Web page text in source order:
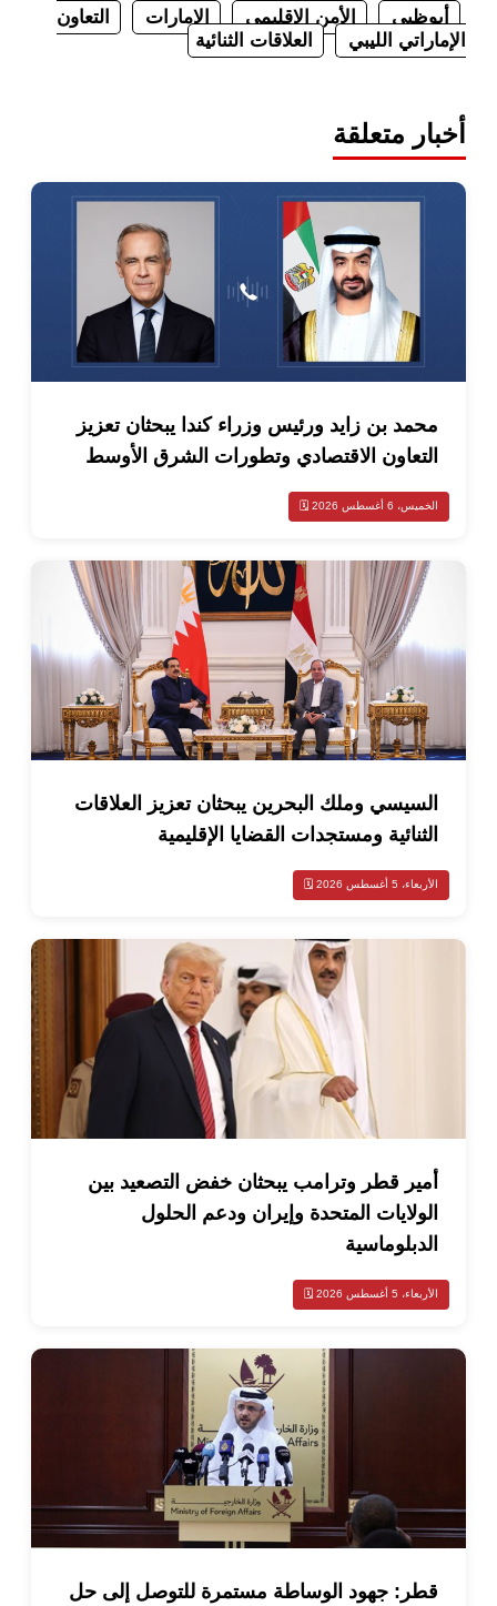
الأمن الإقليمي الإمارات
التعاون
الليبي
العلاقات الثنائية
متعلقة
بن زايد ورئيس وزراء كندا يبحثان تعزيز
الاقتصادي وتطورات الشرق الأوسط
وملك البحرين يبحثان تعزيز العلاقات
ومستجدات القضايا الإقليمية
قطر وترامب يبحثان خفض التصعيد بين
المتحدة وإيران ودعم الحلول
جهود الوساطة مستمرة للتوصل إلى حل